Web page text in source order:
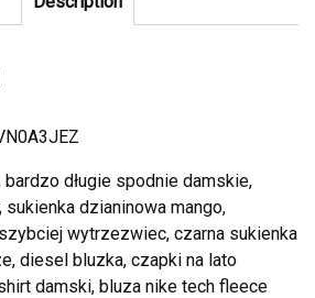
długie spodnie damskie,
dzianinowa mango,
wytrzezwiec, czarna sukienka
diesel bluzka, czapki na lato
damski, bluza nike tech fleece